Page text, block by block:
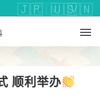
顺利举办